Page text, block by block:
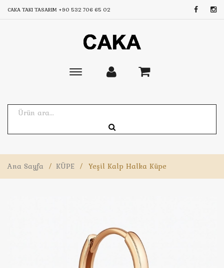
CAKA TAKI TASARIM +90 532 706 65 02
Toggle
Ana Sayfa / KÜPE / Yeşil Kalp Halka Küpe